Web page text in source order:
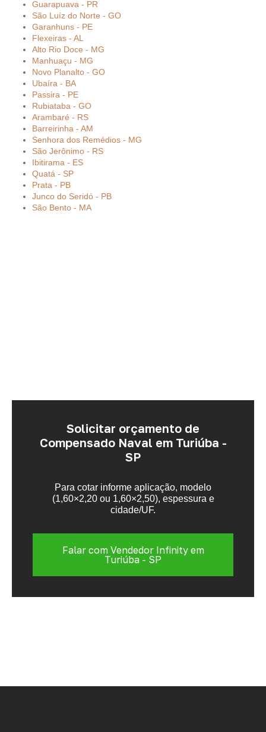
Guarapuava - PR
São Luíz do Norte - GO
Garanhuns - PE
Flexeiras - AL
Alto Rio Doce - MG
Manhuaçu - MG
Novo Planalto - GO
Ubaíra - BA
Passira - PE
Rubiataba - GO
Arambaré - RS
Barreirinha - AM
Senhora dos Remédios - MG
São Jerônimo - RS
Ibitirama - ES
Quatá - SP
Prata - PB
Junco do Seridó - PB
São Bento - MA
Solicitar orçamento de
Compensado Naval em Turiúba -
SP
Para cotar informe aplicação, modelo
(1,60×2,20 ou 1,60×2,50), espessura e
cidade/UF.
Falar com Vendedor Infinity em
Turiúba - SP